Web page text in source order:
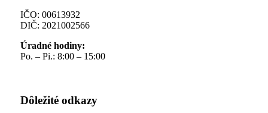
IČO: 00613932
DIČ: 2021002566
Úradné hodiny:
Po. – Pi.: 8:00 – 15:00
Dôležité odkazy